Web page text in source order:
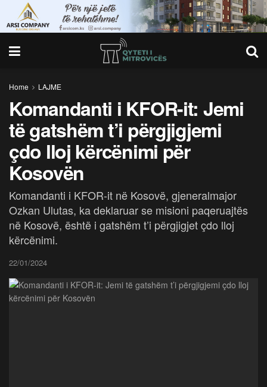
Home LAJME
Komandanti i KFOR-it: Jemi
të gatshëm t’i përgjigjemi
çdo lloj kërcënimi për
Kosovën
Komandanti i KFOR-it në Kosovë, gjeneralmajor
Ozkan Ulutas, ka deklaruar se misioni paqeruajtës
në Kosovë, është i gatshëm t’i përgjigjet çdo lloj
kërcënimi.
22/01/2024